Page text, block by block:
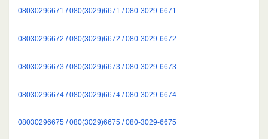
08030296671 / 080(3029)6671 / 080-3029-6671
08030296672 / 080(3029)6672 / 080-3029-6672
08030296673 / 080(3029)6673 / 080-3029-6673
08030296674 / 080(3029)6674 / 080-3029-6674
08030296675 / 080(3029)6675 / 080-3029-6675